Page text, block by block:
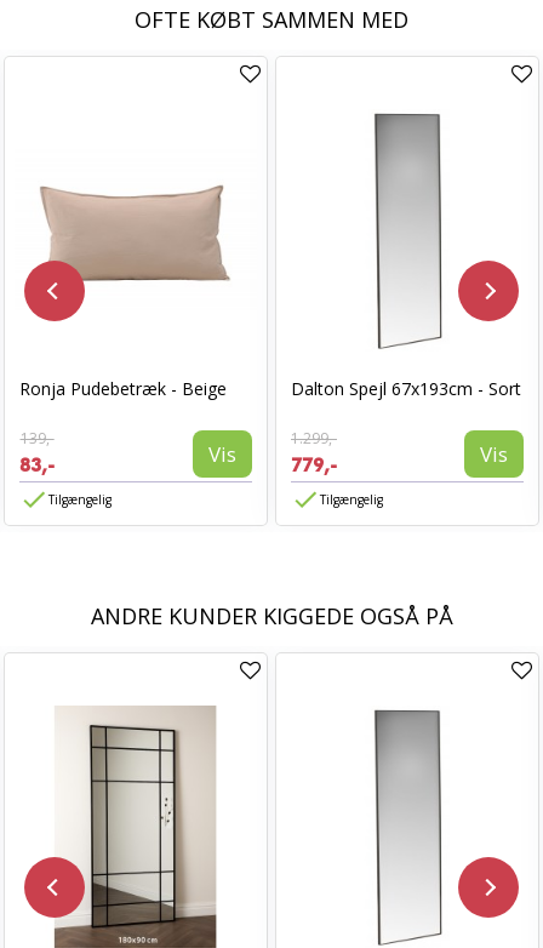
OFTE KØBT SAMMEN MED
Ronja Pudebetræk - Beige
139,-
83,- Vis
Tilgængelig
Dalton Spejl 67x193cm - Sort
1.299,-
779,- Vis
Tilgængelig
ANDRE KUNDER KIGGEDE OGSÅ PÅ